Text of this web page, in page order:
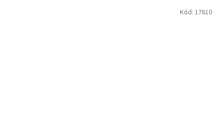
Kód: 17610